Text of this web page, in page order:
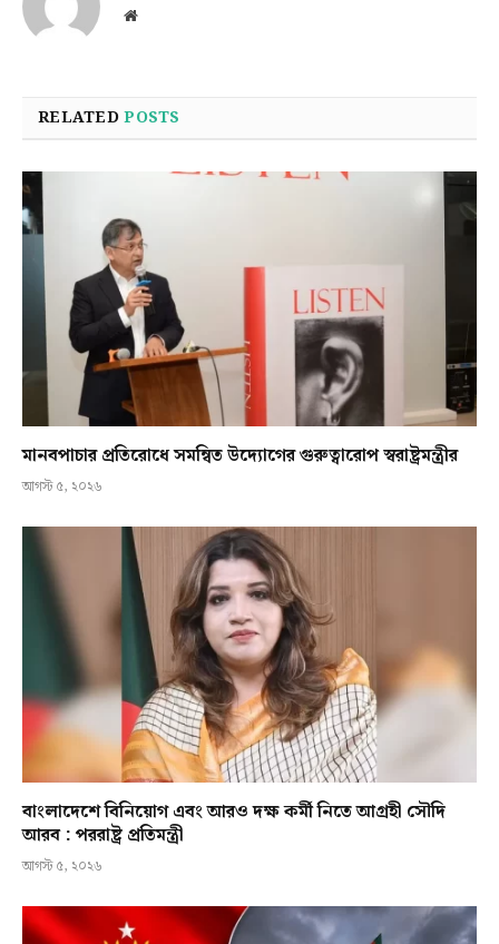
Website
RELATEDPOSTS
মানবপাচার প্রতিরোধে সমন্বিত উদ্যোগের গুরুত্বারোপ স্বরাষ্ট্রমন্ত্রীর
আগস্ট ৫, ২০২৬
বাংলাদেশে বিনিয়োগ এবং আরও দক্ষ কর্মী নিতে আগ্রহী সৌদি
আরব : পররাষ্ট্র প্রতিমন্ত্রী
আগস্ট ৫, ২০২৬